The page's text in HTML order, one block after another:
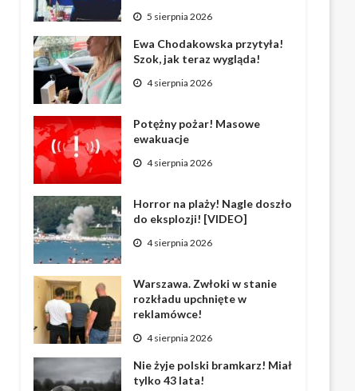
5 sierpnia 2026
Ewa Chodakowska przytyła!
Szok, jak teraz wygląda!
4 sierpnia 2026
Potężny pożar! Masowe
ewakuacje
4 sierpnia 2026
Horror na plaży! Nagle doszło
do eksplozji! [VIDEO]
4 sierpnia 2026
Warszawa. Zwłoki w stanie
rozkładu upchnięte w
reklamówce!
4 sierpnia 2026
Nie żyje polski bramkarz! Miał
tylko 43 lata!